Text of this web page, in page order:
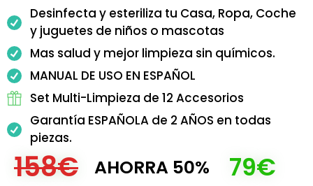
Desinfecta y esteriliza tu Casa, Ropa, Coche
y juguetes de niños o mascotas
Mas salud y mejor limpieza sin químicos.
MANUAL DE USO EN ESPAÑOL
Set Multi-Limpieza de 12 Accesorios
Garantía ESPAÑOLA de 2 AÑOS en todas
piezas.
158€ AHORRA 50% 79€